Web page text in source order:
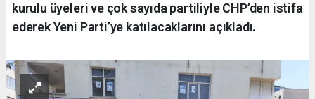
kurulu üyeleri ve çok sayıda partiliyle CHP’den istifa
ederek Yeni Parti’ye katılacaklarını açıkladı.